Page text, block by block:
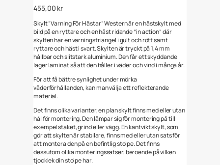
455,00 kr
Skylt ”Varning För Hästar” Western är en hästskylt med
bild på en ryttare och en häst ridande ”in action” där
skylten har en varningstriangel i gult och rött samt
ryttare och häst i svart. Skylten är tryckt på 1,4 mm
hållbar och slitstark aluminium. Den får ett skyddande
lager laminat så att den håller i väder och vind i många år.
För att få bättre synlighet under mörka
väderförhållanden, kan man välja ett reflekterande
material.
Det finns olika varianter, en plan skylt finns med eller utan
hål för montering. Den lämpar sig för montering på till
exempel staket, grind eller vägg. En kantvikt skylt, som
gör att skylten är stabilare, finns med eller utan sats för
att montera den på en befintlig stolpe. Det finns
dessutom olika monteringssatser, beroende på vilken
tjocklek din stolpe har.